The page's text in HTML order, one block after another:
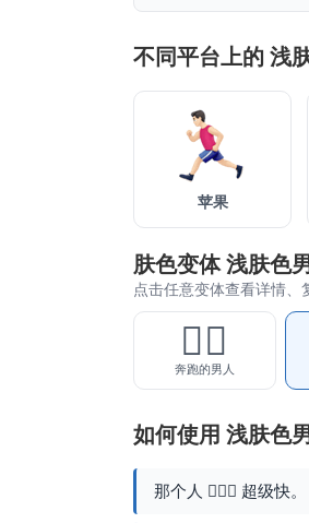
不同平台上的 浅
苹果
肤色变体 浅肤色
点击任意变体查看详情、
🏃‍♂️
奔跑的男人
如何使用 浅肤色
那个人 🏃🏻‍♂️ 超级快。